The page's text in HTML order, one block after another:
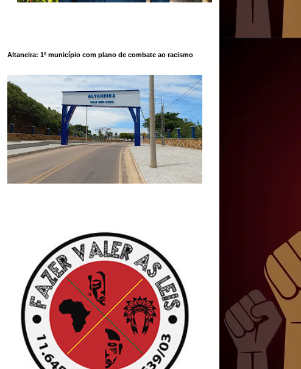
Altaneira: 1º município com plano de combate ao racismo